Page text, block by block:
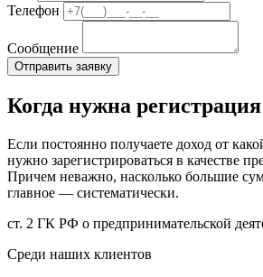
Телефон
Сообщение
Когда нужна
Если постоянно получаете доход от
нужно зарегистрироваться в качестве
Причем неважно, насколько большие
главное — систематически.
ст. 2 ГК РФ о предпринимательской
Среди наших клиентов